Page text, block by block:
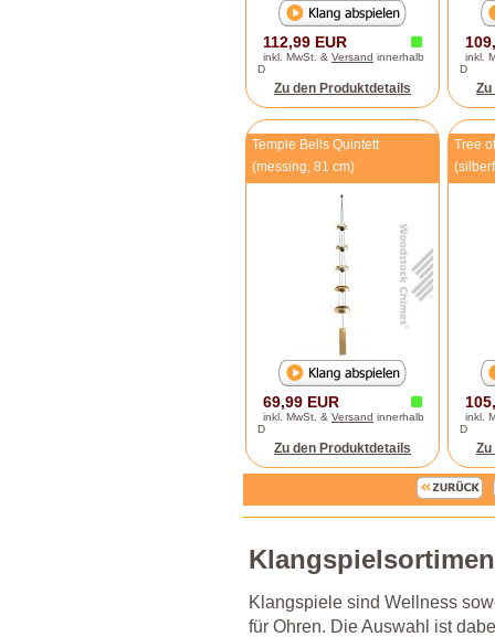
112,99 EUR
inkl. MwSt. & Versand innerhalb
D
Zu den Produktdetails
inkl.
D
Temple Bells Quintett
(messing, 81 cm)
69,99 EUR
inkl. MwSt. & Versand innerhalb
D
Zu den Produktdetails
Tree
inkl.
D
Klangspiele sind Wellness
für Ohren. Die Auswahl ist